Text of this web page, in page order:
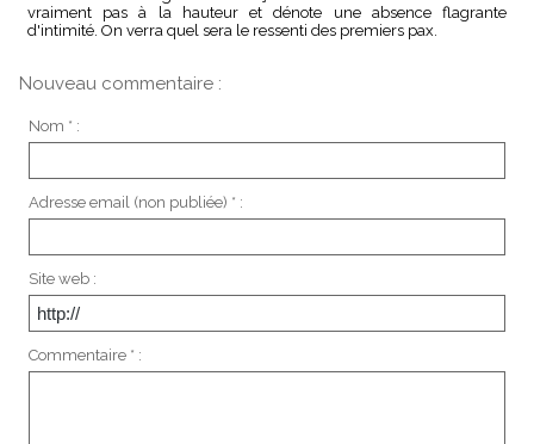
vraiment pas à la hauteur et dénote une absence flagrante
d'intimité. On verra quel sera le ressenti des premiers pax.
Nouveau commentaire :
Nom * :
Adresse email (non publiée) * :
Site web :
Commentaire * :